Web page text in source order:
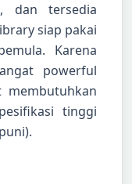
dan tersedia
siap pakai
Karena
powerful
tinggi